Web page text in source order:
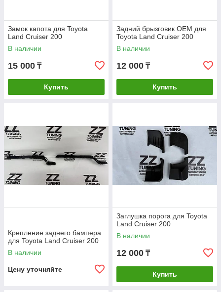
Замок капота для Toyota
Land Cruiser 200
В наличии
15 000 ₸
Купить
Задний брызговик OEM для
Toyota Land Cruiser 200
В наличии
12 000 ₸
Купить
Крепление заднего бампера
для Toyota Land Cruiser 200
В наличии
Цену уточняйте
Заглушка порога для Toyota
Land Cruiser 200
В наличии
12 000 ₸
Купить